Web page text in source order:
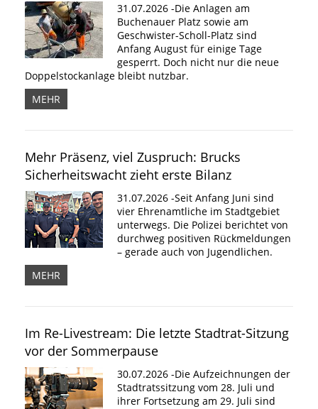
31.07.2026 -Die Anlagen am
Buchenauer Platz sowie am
Geschwister-Scholl-Platz sind
Anfang August für einige Tage
gesperrt. Doch nicht nur die neue
Doppelstockanlage bleibt nutzbar.
MEHR
Mehr Präsenz, viel Zuspruch: Brucks
Sicherheitswacht zieht erste Bilanz
31.07.2026 -Seit Anfang Juni sind
vier Ehrenamtliche im Stadtgebiet
unterwegs. Die Polizei berichtet von
durchweg positiven Rückmeldungen
– gerade auch von Jugendlichen.
MEHR
Im Re-Livestream: Die letzte Stadtrat-Sitzung
vor der Sommerpause
30.07.2026 -Die Aufzeichnungen der
Stadtratssitzung vom 28. Juli und
ihrer Fortsetzung am 29. Juli sind